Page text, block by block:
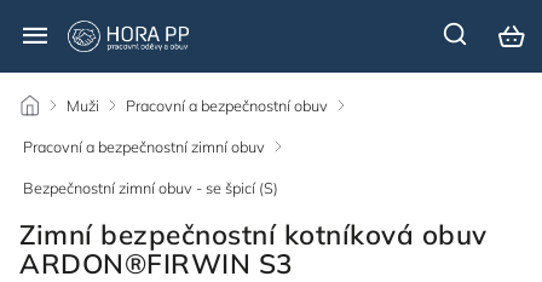
/ Muži / Pracovní a bezpečnostní obuv /
Pracovní a bezpečnostní zimní obuv /
Bezpečnostní zimní obuv - se špicí (S)
Zimní bezpečnostní kotníková obuv
ARDON®FIRWIN S3